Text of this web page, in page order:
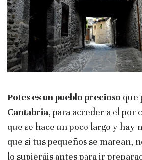
Potes es un pueblo precioso que
Cantabria, para acceder a el por
que se hace un poco largo y hay
que si tus pequeños se marean,
lo supieráis antes para ir